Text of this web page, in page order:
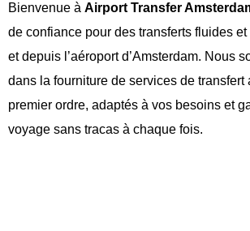
Bienvenue à Airport Transfer
de confiance pour des transferts fluides
et depuis l’aéroport d’Amsterdam. Nous
dans la fourniture de services de transfert
premier ordre, adaptés à vos besoins et
voyage sans tracas à chaque fois.